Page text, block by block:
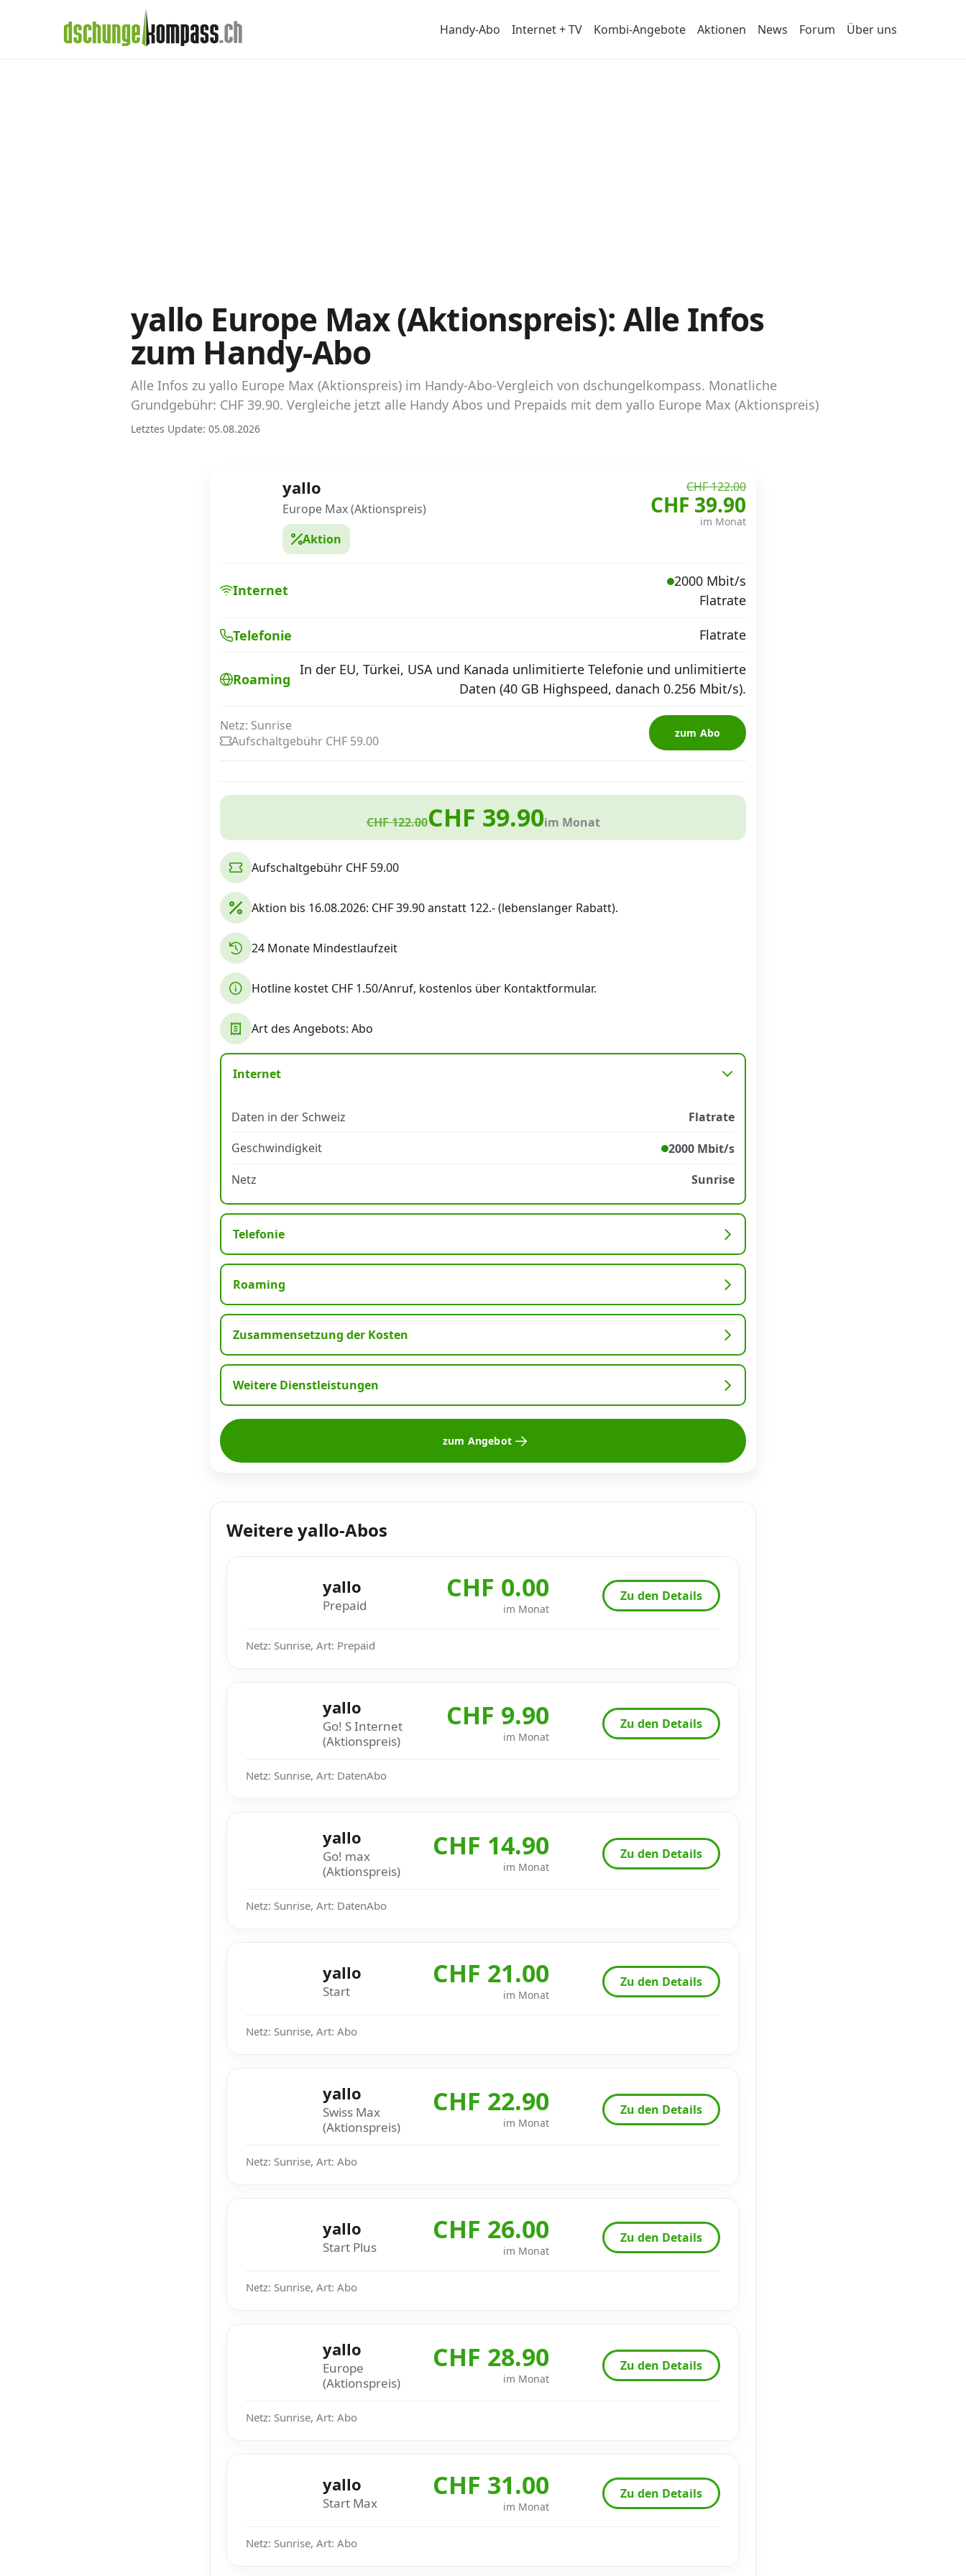
Handy-Abo Internet + TV Kombi-Angebote Aktionen News Forum Über uns
Daten-Abos vergleichen
Abos für Tablets, Hotspots und Smart
Tarifrechner Handy-Abo
Der gute alte Tarifrechner im neuen Design
yallo Europe Max (Aktionspreis): Alle Infos
zum Handy-Abo
Alle Infos zu yallo Europe Max (Aktionspreis) im Handy-Abo-Vergleich von dschungelkompass. Monatliche
Grundgebühr: CHF 39.90. Vergleiche jetzt alle Handy Abos und Prepaids mit dem yallo Europe Max (Aktionspreis)
Letztes Update: 05.08.2026
yallo
Europe Max (Aktionspreis)
Aktion
CHF 122.00
CHF 39.90
im Monat
Internet
2000 Mbit/s
Flatrate
Telefonie Flatrate
Roaming
In der EU, Türkei, USA und Kanada unlimitierte Telefonie und unlimitierte
Daten (40 GB Highspeed, danach 0.256 Mbit/s).
Netz: Sunrise
Aufschaltgebühr CHF 59.00
zum Abo
CHF 122.00CHF 39.90im Monat
Aufschaltgebühr CHF 59.00
Aktion bis 16.08.2026: CHF 39.90 anstatt 122.- (lebenslanger Rabatt).
24 Monate Mindestlaufzeit
Hotline kostet CHF 1.50/Anruf, kostenlos über Kontaktformular.
Art des Angebots: Abo
Internet
Daten in der Schweiz
Flatrate
Geschwindigkeit
2000 Mbit/s
Netz
Sunrise
Telefonie
Roaming
Zusammensetzung der Kosten
Weitere Dienstleistungen
zum Angebot
Weitere yallo-Abos
yallo
Prepaid
CHF 0.00
im Monat
Zu den Details
Netz: Sunrise, Art: Prepaid
yallo
Go! S Internet
(Aktionspreis)
CHF 9.90
im Monat
Zu den Details
Netz: Sunrise, Art: DatenAbo
yallo
Go! max
(Aktionspreis)
CHF 14.90
im Monat
Zu den Details
Netz: Sunrise, Art: DatenAbo
yallo
Start
CHF 21.00
im Monat
Zu den Details
Netz: Sunrise, Art: Abo
yallo
Swiss Max
(Aktionspreis)
CHF 22.90
im Monat
Zu den Details
Netz: Sunrise, Art: Abo
yallo
Start Plus
CHF 26.00
im Monat
Zu den Details
Netz: Sunrise, Art: Abo
yallo
Europe
(Aktionspreis)
CHF 28.90
im Monat
Zu den Details
Netz: Sunrise, Art: Abo
yallo
Start Max
CHF 31.00
im Monat
Zu den Details
Netz: Sunrise, Art: Abo